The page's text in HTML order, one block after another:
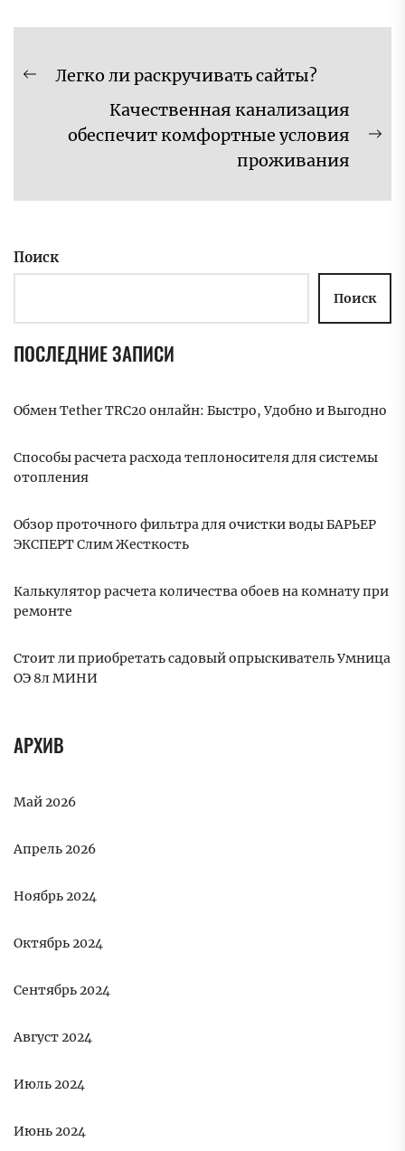
Навигация
записям
Предыдущая
Легко ли раскручивать сайты?
Качественная канализация
обеспечит комфортные условия
проживания
Поиск
Поиск
ПОСЛЕДНИЕ ЗАПИСИ
Обмен Tether TRC20 онлайн: Быстро, Удобно и Выгодно
Способы расчета расхода теплоносителя для системы
отопления
Обзор проточного фильтра для очистки воды БАРЬЕР
ЭКСПЕРТ Слим Жесткость
Калькулятор расчета количества обоев на комнату при
ремонте
Стоит ли приобретать садовый опрыскиватель Умница
ОЭ 8л МИНИ
АРХИВ
Май 2026
Апрель 2026
Ноябрь 2024
Октябрь 2024
Сентябрь 2024
Август 2024
Июль 2024
Июнь 2024